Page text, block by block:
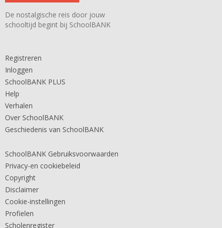
De nostalgische reis door jouw
schooltijd begint bij SchoolBANK
Registreren
Inloggen
SchoolBANK PLUS
Help
Verhalen
Over SchoolBANK
Geschiedenis van SchoolBANK
SchoolBANK Gebruiksvoorwaarden
Privacy-en cookiebeleid
Copyright
Disclaimer
Cookie-instellingen
Profielen
Scholenregister